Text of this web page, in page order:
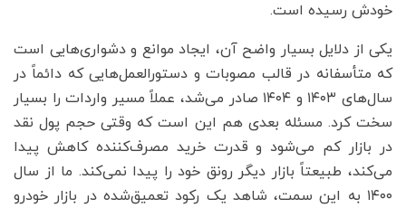
خودش رسیده است.
یکی از دلایل بسیار واضح آن، ایجاد موانع و دشواری‌هایی است
که متأسفانه در قالب مصوبات و دستورالعمل‌هایی که دائماً در
سال‌های ۱۴۰۳ و ۱۴۰۴ صادر می‌شد، عملاً مسیر واردات را بسیار
سخت کرد. مسئله بعدی هم این است که وقتی حجم پول نقد
در بازار کم می‌شود و قدرت خرید مصرف‌کننده کاهش پیدا
می‌کند، طبیعتاً بازار دیگر رونق خود را پیدا نمی‌کند. ما از سال
۱۴۰۰ به این سمت، شاهد یک رکود تعمیق‌شده در بازار خودرو